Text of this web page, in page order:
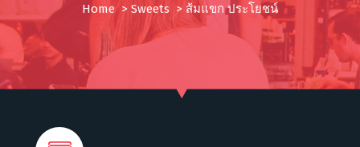
e
t
Home> Sweets > ส้มแขก ประโยชน์